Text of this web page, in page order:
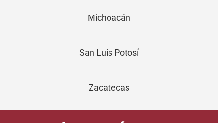
Michoacán
San Luis Potosí
Zacatecas